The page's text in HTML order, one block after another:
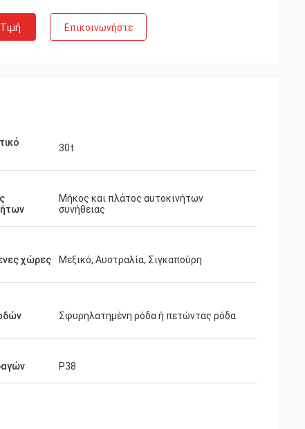
5 αστεριών.
πελάτης
Επικοινωνήστε
30t
Μήκος και πλάτος αυτοκινήτων
συνήθειας
χώρες Μεξικό, Αυστραλία, Σιγκαπούρη
Σφυρηλατημένη ρόδα ή πετώντας ρόδα
P38